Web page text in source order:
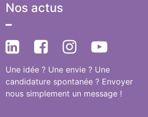
Nos actus
Une idée ? Une envie ? Une
candidature spontanée ? Envoyer
nous simplement un message !